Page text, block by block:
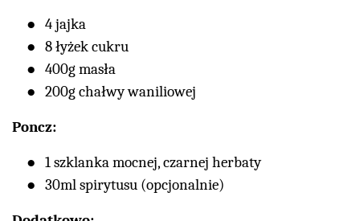
4 jajka
8 łyżek cukru
400g masła
200g chałwy waniliowej
Poncz:
1 szklanka mocnej, czarnej herbaty
30ml spirytusu (opcjonalnie)